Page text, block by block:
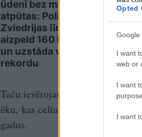
Opted
Google
I want
web or
I want
I want
ūdenī bez miega un
atpūtas: Polis no
Zviedrijas līdz Polijai
aizpeld 160 kilometrus
un uzstāda vēsturisku
rekordu
Taču ievērojamās subsīdijas ir
ēku, kas celta ne vēlāk kā 2007.
gadus.